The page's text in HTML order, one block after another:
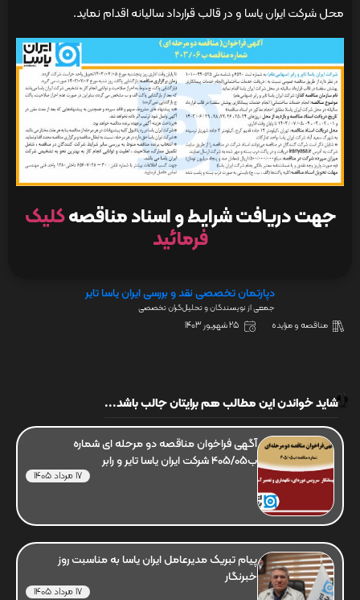
محل شرکت ایران یاسا و در قالب قرارداد سالیانه اقدام نماید.
جهت دریافت شرایط و اسناد مناقصهکلیک
فرمائید
دپارتمان تخصصی نقد و بررسی ایران یاسا تایر
جمعی از نویسندگان و تحلیل‌گران تخصصی
مناقصه و مزایده 25 شهریور 1403
شاید خواندن این مطالب هم برایتان جالب باشد...
آگهی فراخوان مناقصه دو مرحله ای شماره
ب405/05 شرکت ایران یاسا تایر و رابر
17 مرداد 1405
پیام تبریک مدیرعامل ایران یاسا به مناسبت روز
خبرنگار
17 مرداد 1405